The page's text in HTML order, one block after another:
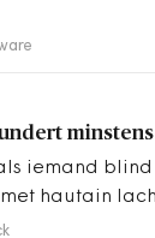
iemand blind
hautain
verder.